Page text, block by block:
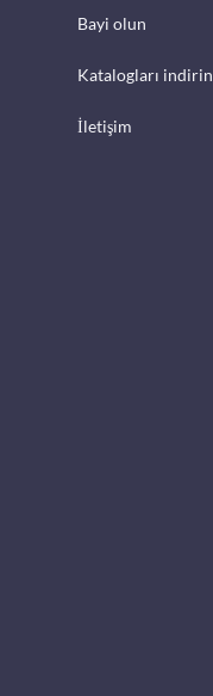
Bayi olun
Katalogları indirin
İletişim